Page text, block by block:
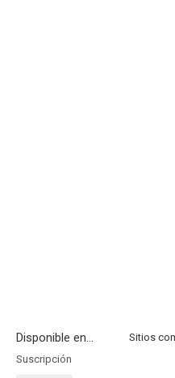
Disponible en...
Suscripción